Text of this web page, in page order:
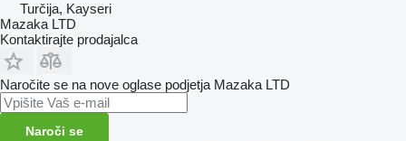
Turčija, Kayseri
Mazaka LTD
Kontaktirajte prodajalca
Naročite se na nove oglase podjetja Mazaka LTD
Naroči se